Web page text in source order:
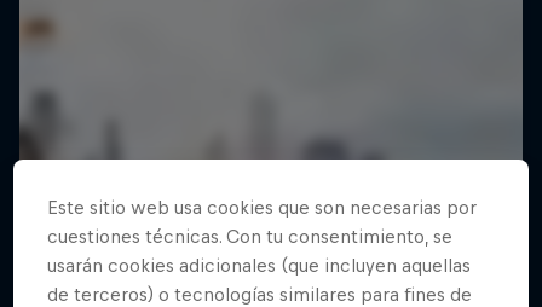
Este sitio web usa cookies que son necesarias por
cuestiones técnicas. Con tu consentimiento, se
usarán cookies adicionales (que incluyen aquellas
de terceros) o tecnologías similares para fines de